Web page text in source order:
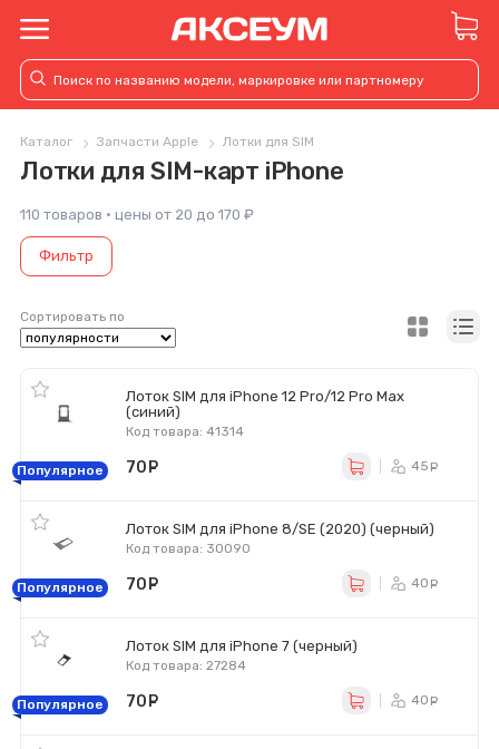
Каталог Запчасти Apple Лотки для SIM
Лотки для SIM-карт iPhone
110 товаров · цены от 20 до 170 ₽
Фильтр
Сортировать по
Лоток SIM для iPhone 12 Pro/12 Pro Max
(синий)
Код товара: 41314
Популярное 70 45
Лоток SIM для iPhone 8/SE (2020) (черный)
Код товара: 30090
Популярное 70 40
Лоток SIM для iPhone 7 (черный)
Код товара: 27284
Популярное 70 40